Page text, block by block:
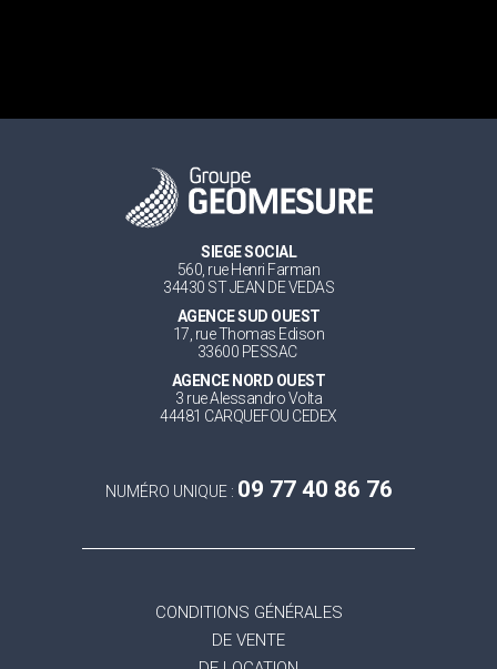
SIEGE SOCIAL
560, rue Henri Farman
34430 ST JEAN DE VEDAS
AGENCE SUD OUEST
17, rue Thomas Edison
33600 PESSAC
AGENCE NORD OUEST
3 rue Alessandro Volta
44481 CARQUEFOU CEDEX
NUMÉRO UNIQUE : 09 77 40 86 76
CONDITIONS GÉNÉRALES
DE VENTE